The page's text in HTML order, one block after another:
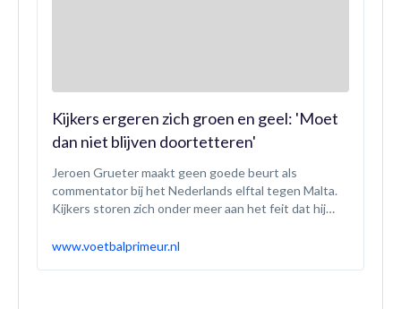
Kijkers ergeren zich groen en geel: 'Moet
dan niet blijven doortetteren'
Jeroen Grueter maakt geen goede beurt als
commentator bij het Nederlands elftal tegen Malta.
Kijkers storen zich onder meer aan het feit dat hij
Beenhakker en Nol de Ruiter.
www.voetbalprimeur.nl